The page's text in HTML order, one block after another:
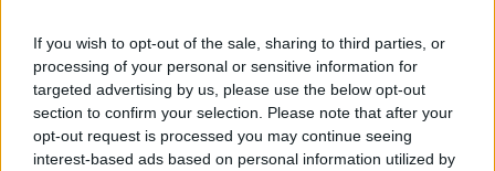
If you wish to opt-out of the sale, sharing to third parties, or
processing of your personal or sensitive information for
targeted advertising by us, please use the below opt-out
section to confirm your selection. Please note that after your
opt-out request is processed you may continue seeing
interest-based ads based on personal information utilized by